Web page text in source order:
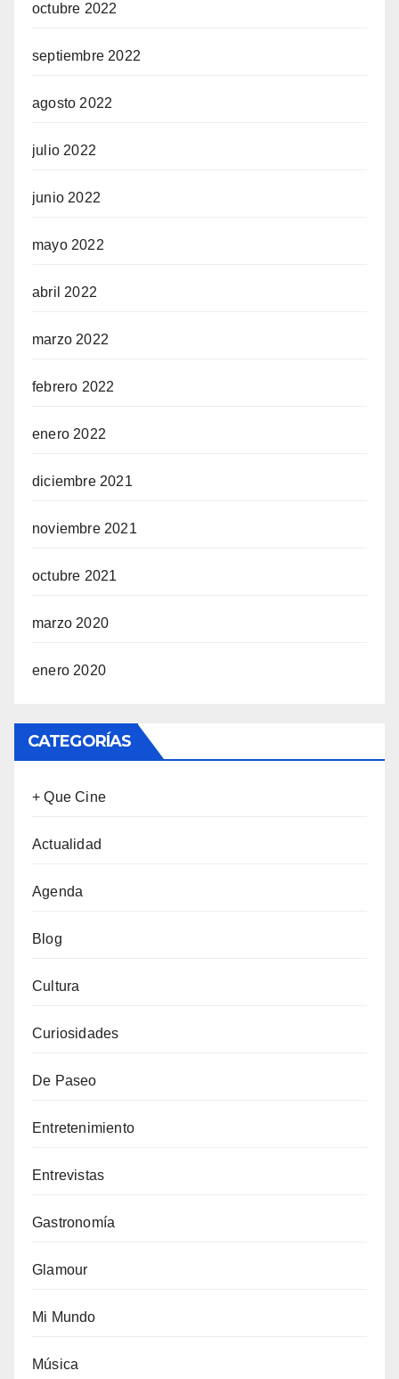
octubre 2022
septiembre 2022
agosto 2022
julio 2022
junio 2022
mayo 2022
abril 2022
marzo 2022
febrero 2022
enero 2022
diciembre 2021
noviembre 2021
octubre 2021
marzo 2020
enero 2020
CATEGORÍAS
+ Que Cine
Actualidad
Agenda
Blog
Cultura
Curiosidades
De Paseo
Entretenimiento
Entrevistas
Gastronomía
Glamour
Mi Mundo
Música